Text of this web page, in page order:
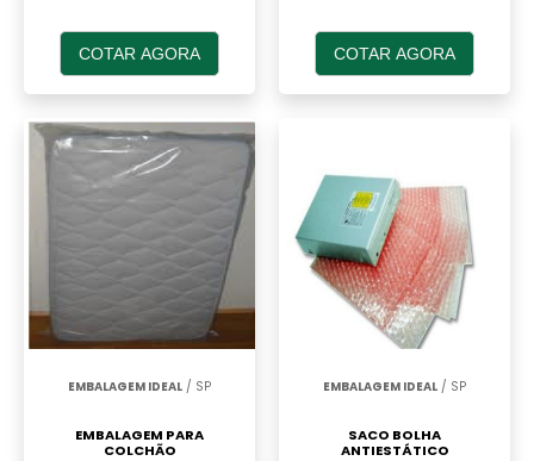
COTAR AGORA COTAR AGORA
EMBALAGEM IDEAL / SP
EMBALAGEM PARA
COLCHÃO
EMBALAGEM IDEAL / SP
SACO BOLHA
ANTIESTÁTICO